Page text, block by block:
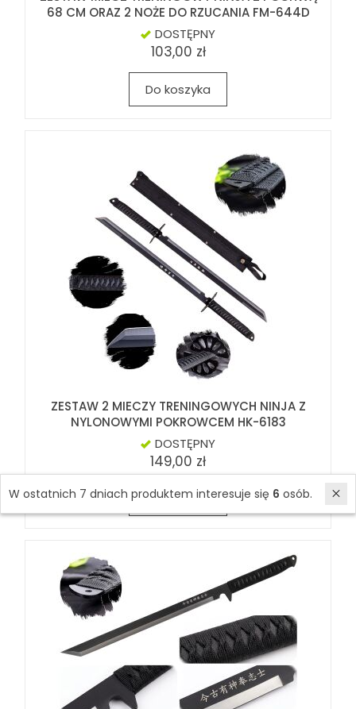
68 CM ORAZ 2 NOŻE DO RZUCANIA FM-644D
DOSTĘPNY
103,00 zł
Do koszyka
ZESTAW 2 MIECZY TRENINGOWYCH NINJA Z
NYLONOWYMI POKROWCEM HK-6183
DOSTĘPNY
149,00 zł
Do koszyka
W ostatnich 7 dniach produktem interesuje się 6 osób.